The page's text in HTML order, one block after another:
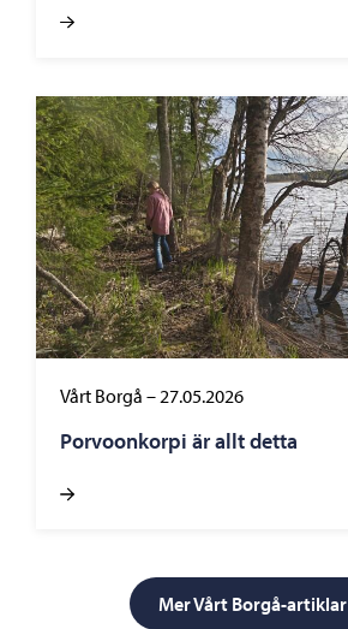
Vårt Borgå – 27.05.2026
Porvoonkorpi är allt detta
Mer Vårt Borgå-artiklar